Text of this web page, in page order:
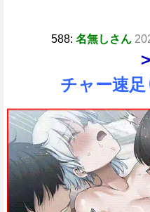
588: 名無しさん
チャー速